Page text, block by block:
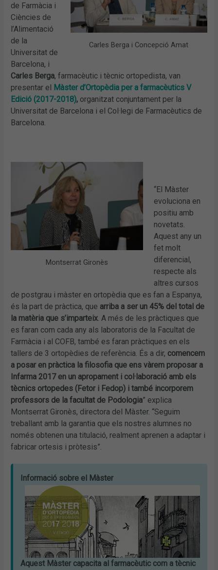
Carles Berga i Concepció Amat
de Farmàcia i
Ciències de
l’Alimentació
de la
Universitat de
Barcelona, i
Carles Berga, farmacèutic i tècnic ortopedista, van
presentar el Màster d’Ortopèdia per a farmacèutics V
Edició (2017-2018), organitzat conjuntament per la
Universitat de Barcelona i el Col·legi de Farmacèutics de
Barcelona.
Montserrat Gironès
“El Màster
evoluciona en
positiu amb
novetats.
Aquest any un
fet molt
diferencial,
respecte als
altres cursos
de postgrau i màster en ortopèdia que es fan a Espanya,
és la part de pràctica, que arriba a ser un 45% del total de
la matèria que s’imparteix. A més de les pràctiques que
es faran com cada any als laboratoris de la Facultat de
Farmàcia i al COFB, també es faran pràctiques en els
tallers de 3 ortopèdies de referència. És a dir, comencem
a posar en pràctica la filosofia que ens vàrem proposar a
Infarma 2017 en un apropament i col·laboració amb els
tècnics ortopedes (Fetor i Fedop) i també incorporem
professors de la facultat de Podologia” explica
Montserrat Gironès, directora del Màster. “Seguim
treballant amb la garantia que els nostres alumnes no
només obtenen una titulació, realment aprenen a adaptar i
fabricar ortesis i pròtesis”.
Informació sobre el Màster
Aquest Màster capacita al farmacèutic com a tècnic